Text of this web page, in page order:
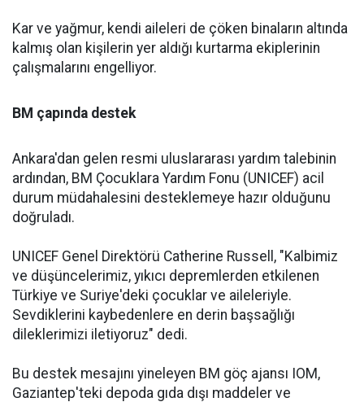
Kar ve yağmur, kendi aileleri de çöken binaların altında
kalmış olan kişilerin yer aldığı kurtarma ekiplerinin
çalışmalarını engelliyor.
BM çapında destek
Ankara'dan gelen resmi uluslararası yardım talebinin
ardından, BM Çocuklara Yardım Fonu (UNICEF) acil
durum müdahalesini desteklemeye hazır olduğunu
doğruladı.
UNICEF Genel Direktörü Catherine Russell, "Kalbimiz
ve düşüncelerimiz, yıkıcı depremlerden etkilenen
Türkiye ve Suriye'deki çocuklar ve aileleriyle.
Sevdiklerini kaybedenlere en derin başsağlığı
dileklerimizi iletiyoruz" dedi.
Bu destek mesajını yineleyen BM göç ajansı IOM,
Gaziantep'teki depoda gıda dışı maddeler ve